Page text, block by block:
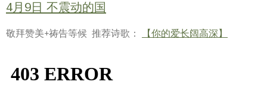
4月9日 不震动的国
敬拜赞美+祷告等候 推荐诗歌： 【你的爱长阔高深】